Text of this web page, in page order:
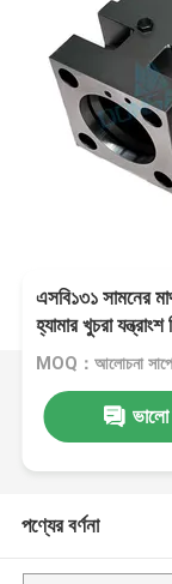
এসবি১৩১ সামনের
হ্যামার খুচরা
MOQ：আলোচনা
ভালো
পণ্যের বর্ণনা